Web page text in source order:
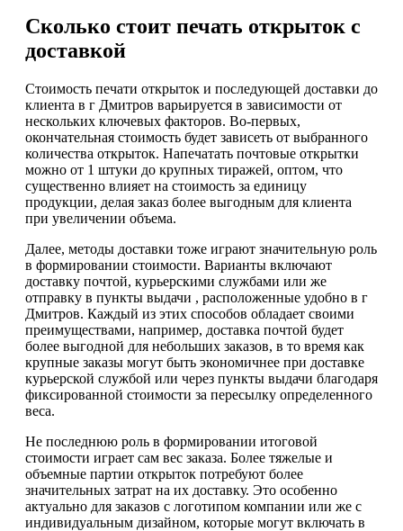
Сколько стоит печать открыток с
доставкой
Стоимость печати открыток и последующей доставки до
клиента в г Дмитров варьируется в зависимости от
нескольких ключевых факторов. Во-первых,
окончательная стоимость будет зависеть от выбранного
количества открыток. Напечатать почтовые открытки
можно от 1 штуки до крупных тиражей, оптом, что
существенно влияет на стоимость за единицу
продукции, делая заказ более выгодным для клиента
при увеличении объема.
Далее, методы доставки тоже играют значительную роль
в формировании стоимости. Варианты включают
доставку почтой, курьерскими службами или же
отправку в пункты выдачи , расположенные удобно в г
Дмитров. Каждый из этих способов обладает своими
преимуществами, например, доставка почтой будет
более выгодной для небольших заказов, в то время как
крупные заказы могут быть экономичнее при доставке
курьерской службой или через пункты выдачи благодаря
фиксированной стоимости за пересылку определенного
веса.
Не последнюю роль в формировании итоговой
стоимости играет сам вес заказа. Более тяжелые и
объемные партии открыток потребуют более
значительных затрат на их доставку. Это особенно
актуально для заказов с логотипом компании или же с
индивидуальным дизайном, которые могут включать в